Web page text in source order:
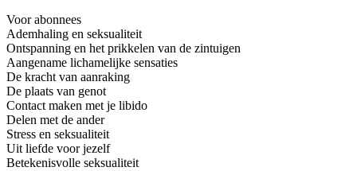
Voor abonnees
Ademhaling en seksualiteit
Ontspanning en het prikkelen van de zintuigen
Aangename lichamelijke sensaties
De kracht van aanraking
De plaats van genot
Contact maken met je libido
Delen met de ander
Stress en seksualiteit
Uit liefde voor jezelf
Betekenisvolle seksualiteit